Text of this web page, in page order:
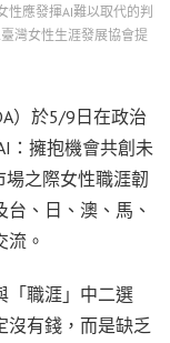
性應發揮AI難以取代的判
灣女性生涯發展協會提
）於5/9日在政治
：擁抱機會共創未
之際女性職涯韌
、日、澳、馬、
。
「職涯」中二選
沒有錢，而是缺乏